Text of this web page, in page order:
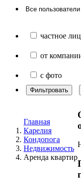
частное
от
с фото
Фильтровать
Главная
Карелия
Кондопога
Недвижимость
Аренда квартир